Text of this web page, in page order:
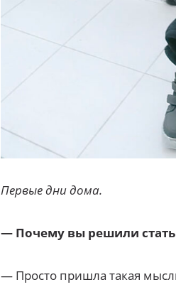
Первые дни дома.
— Почему вы решили
— Просто пришла такая